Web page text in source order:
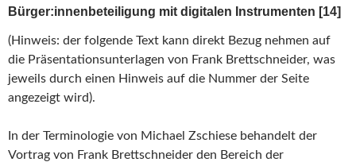
Bürger:innenbeteiligung mit digitalen Instrumenten [14]
(Hinweis: der folgende Text kann direkt Bezug nehmen auf
die Präsentationsunterlagen von Frank Brettschneider, was
jeweils durch einen Hinweis auf die Nummer der Seite
angezeigt wird).
In der Terminologie von Michael Zschiese behandelt der
Vortrag von Frank Brettschneider den Bereich der